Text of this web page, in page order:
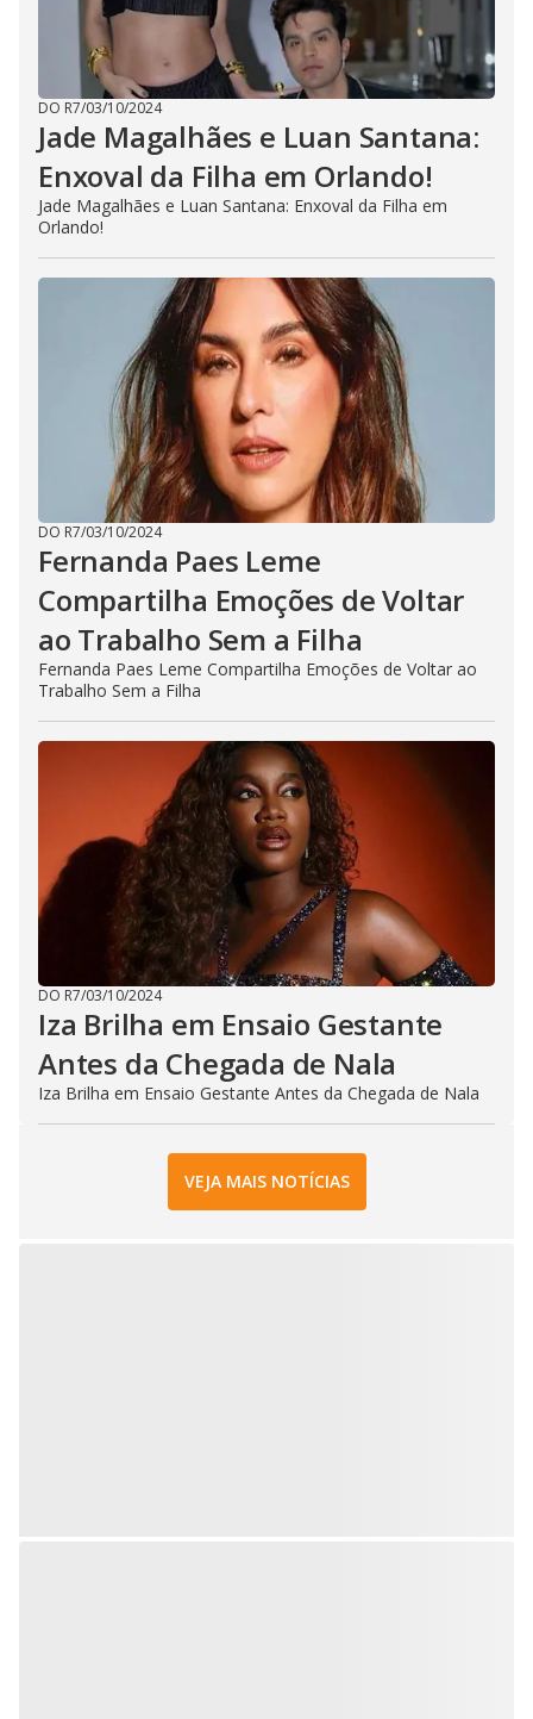
DO R7/03/10/2024
Jade Magalhães e Luan Santana:
Enxoval da Filha em Orlando!
Jade Magalhães e Luan Santana: Enxoval da Filha em
Orlando!
DO R7/03/10/2024
Fernanda Paes Leme
Compartilha Emoções de Voltar
ao Trabalho Sem a Filha
Fernanda Paes Leme Compartilha Emoções de Voltar ao
Trabalho Sem a Filha
DO R7/03/10/2024
Iza Brilha em Ensaio Gestante
Antes da Chegada de Nala
Iza Brilha em Ensaio Gestante Antes da Chegada de Nala
VEJA MAIS NOTÍCIAS